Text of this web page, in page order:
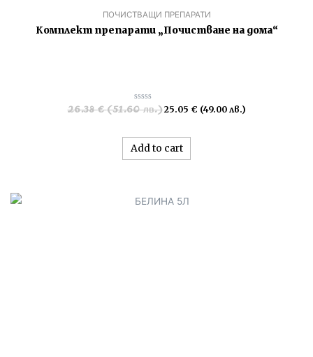
ПОЧИСТВАЩИ ПРЕПАРАТИ
Комплект препарати „Почистване на дома“
Rated
5
26.38€ (51.60 лв.) 25.05 € (49.00 лв.)
Add to cart